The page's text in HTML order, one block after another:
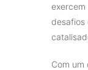
exercem
desafios
Com um